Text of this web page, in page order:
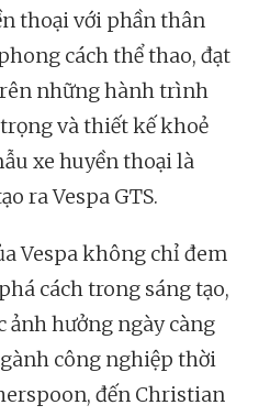
thoại với phần thân
cách thể thao, đạt
những hành trình
và thiết kế khoẻ
xe huyền thoại là
ra Vespa GTS.
Vespa không chỉ đem
cách trong sáng tạo,
ảnh hưởng ngày càng
công nghiệp thời
đến Christian